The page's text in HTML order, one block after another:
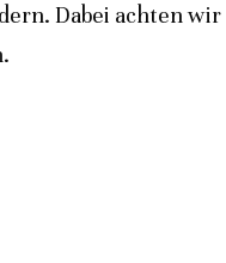
Dabei achten